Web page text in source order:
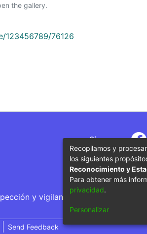
the gallery.
123456789/76126
Síguenos
y vigilancia por parte del
Send Feedback
Recopilamos y
los siguientes
Reconocimiento y
Para obtener más
privacidad.
Personalizar